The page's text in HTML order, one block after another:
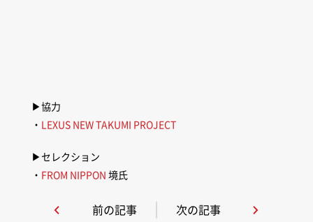
▶︎協力
・ LEXUS NEW TAKUMI PROJECT
▶︎セレクション
・ FROM NIPPON 境氏
前の記事 次の記事